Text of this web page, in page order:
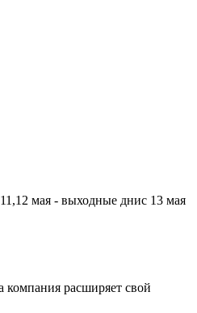
мая - выходные днис 13 мая
расширяет свой